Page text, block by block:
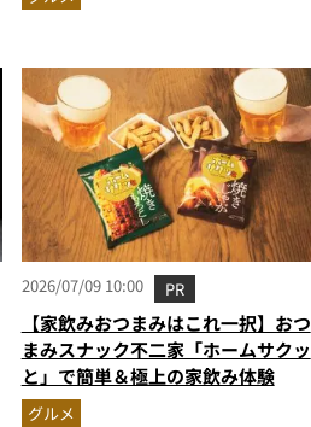
奮間違いなし
2026/07/09 10:00 PR
【家飲みおつまみはこれ一択】おつ
まみスナック不二家「ホームサクッ
と」で簡単＆極上の家飲み体験
グルメ